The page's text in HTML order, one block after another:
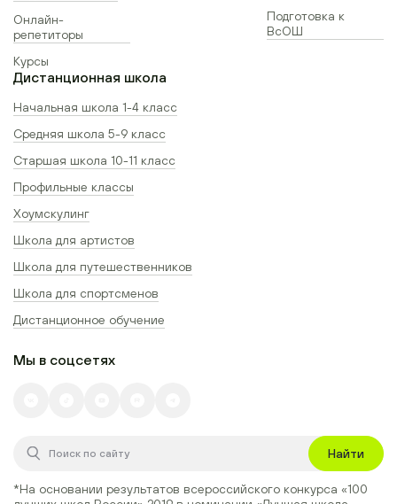
Онлайн-
репетиторы
Курсы
Подготовка к
ВсОШ
Дистанционная школа
Начальная школа 1-4 класс
Средняя школа 5-9 класс
Старшая школа 10-11 класс
Профильные классы
Хоумскулинг
Школа для артистов
Школа для путешественников
Школа для спортсменов
Дистанционное обучение
Мы в соцсетях
Найти
*На основании результатов всероссийского конкурса «100